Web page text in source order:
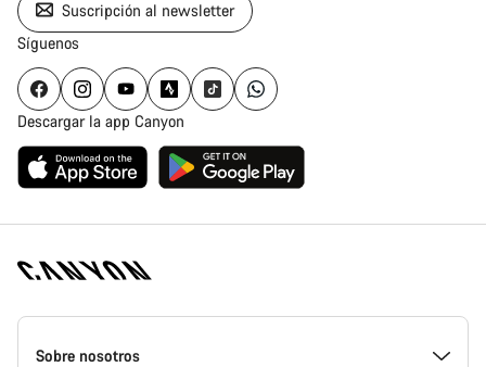
Suscripción al newsletter
Síguenos
Descargar la app Canyon
Canyon
Homepage
Sobre nosotros